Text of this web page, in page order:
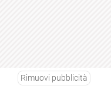
Rimuovi pubblicità